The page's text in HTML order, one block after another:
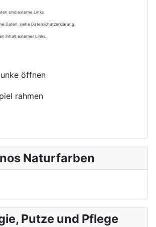
sind externe Links.
Daten, siehe Datenschutzerklärung.
Inhalt externer Links.
öffnen
Naturfarben
Putze und Pflege